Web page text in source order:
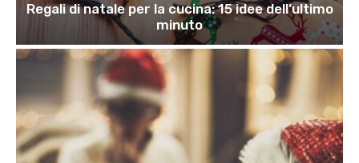
Regali di natale per la cucina: 15 idee dell’ultimo
minuto